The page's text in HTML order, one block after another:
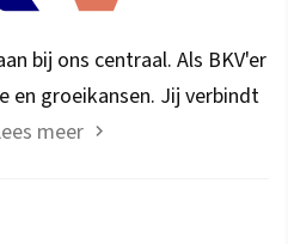
bij ons centraal. Als BKV'er
en groeikansen. Jij verbindt
meer